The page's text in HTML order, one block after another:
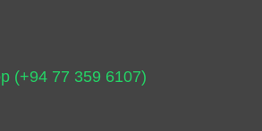
(+94 77 359 6107)